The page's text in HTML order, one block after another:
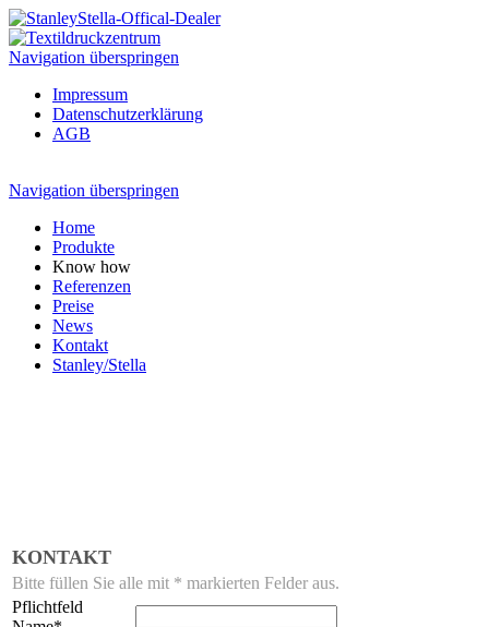
Navigation überspringen
Impressum
Datenschutzerklärung
AGB
Navigation überspringen
Home
Produkte
Know how
Referenzen
Preise
News
Kontakt
Stanley/Stella
KONTAKT
Bitte füllen Sie alle mit * markierten Felder aus.
Pflichtfeld